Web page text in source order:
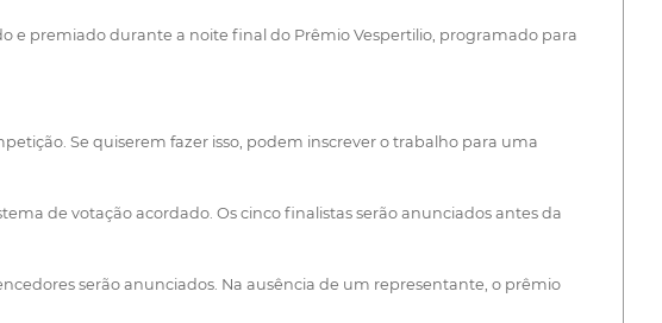
e premiado durante a noite final do Prêmio Vespertilio, programado para
Se quiserem fazer isso, podem inscrever o trabalho para uma
de votação acordado. Os cinco finalistas serão anunciados antes da
serão anunciados. Na ausência de um representante, o prêmio